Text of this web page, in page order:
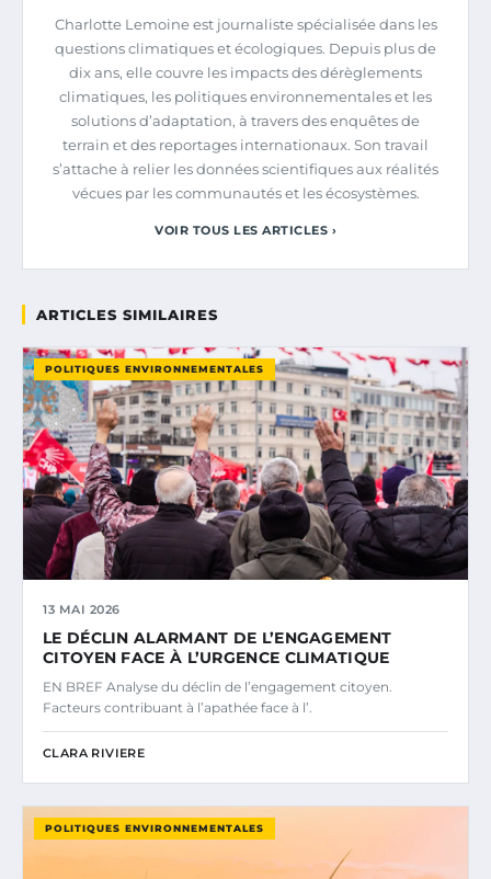
Charlotte Lemoine est journaliste spécialisée dans les
questions climatiques et écologiques. Depuis plus de
dix ans, elle couvre les impacts des dérèglements
climatiques, les politiques environnementales et les
solutions d’adaptation, à travers des enquêtes de
terrain et des reportages internationaux. Son travail
s’attache à relier les données scientifiques aux réalités
vécues par les communautés et les écosystèmes.
VOIR TOUS LES ARTICLES ›
ARTICLES SIMILAIRES
POLITIQUES ENVIRONNEMENTALES
13 MAI 2026
LE DÉCLIN ALARMANT DE L’ENGAGEMENT
CITOYEN FACE À L’URGENCE CLIMATIQUE
EN BREF Analyse du déclin de l’engagement citoyen.
Facteurs contribuant à l’apathée face à l’.
CLARA RIVIERE
POLITIQUES ENVIRONNEMENTALES